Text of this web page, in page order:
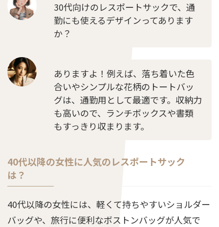
30代向けのレスポートサックで、通
勤にも使えるデザインってあります
か？
ありますよ！例えば、落ち着いた色
合いやシンプルな花柄のトートバッ
グは、通勤用として最適です。収納力
も高いので、ランチボックスや書類
もすっきり収まります。
40代以降の女性に人気のレスポートサック
は？
40代以降の女性には、軽くて持ちやすいショルダー
バッグや、旅行に便利なボストンバッグが人気で